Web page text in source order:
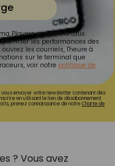
Players analyse le taux
les performances des
les courriels, l'heure à
sur le terminal que
voir notre politique de
envoyer votre newsletter contenant des
en utilisant le lien de désabonnement
prenez connaissance de notreCharte de
? Vous avez